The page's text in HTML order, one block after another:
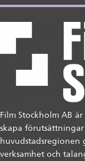
Film Stockholm AB
skapa
huvudstadsregionen
verksamhet och